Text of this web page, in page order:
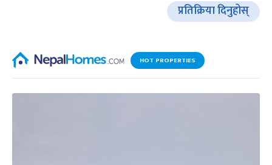
प्रतिक्रिया दिनुहोस्
HOT PROPERTIES